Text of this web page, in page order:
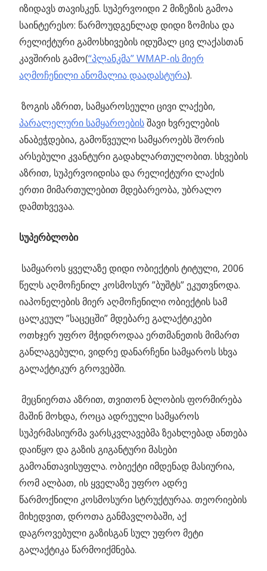
იზიდავს თავისკენ. სუპერვოიდი 2 მიზეზის გამოა
საინტერესო: წარმოუდგენლად დიდი ზომისა და
რელიქტური გამოსხივების იდუმალ ცივ ლაქასთან
კავშირის გამო(“პლანკმა” WMAP-ის მიერ
აღმოჩენილი ანომალია დაადასტურა).
ზოგის აზრით, სამყაროსეული ცივი ლაქები,
პარალელური სამყაროებისშავი ხვრელების
ანაბეჭდებია, გამოწვეული სამყაროებს შორის
არსებული კვანტური გადახლართულობით. სხვების
აზრით, სუპერვოიდისა და რელიქტური ლაქის
ერთი მიმართულებით მდებარეობა, უბრალო
დამთხვევაა.
სუპერბლობი
სამყაროს ყველაზე დიდი ობიექტის ტიტული, 2006
წელს აღმოჩენილ კოსმოსურ ”ბუშტს” ეკუთვნოდა.
იაპონელების მიერ აღმოჩენილი ობიექტის სამ
ცალკეულ ”საცეცში” მდებარე გალაქტიკები
ოთხჯერ უფრო მჭიდროდაა ერთმანეთის მიმართ
განლაგებული, ვიდრე დანარჩენი სამყაროს სხვა
გალაქტიკურ გროვებში.
მეცნიერთა აზრით, თვითონ ბლობის ფორმირება
მაშინ მოხდა, როცა ადრეული სამყაროს
სუპერმასიურმა ვარსკვლავებმა ზეახლებად ანთება
დაიწყო და გაზის გიგანტური მასები
გამოანთავისუფლა. ობიექტი იმდენად მასიურია,
რომ ალბათ, ის ყველაზე უფრო ადრე
წარმოქნილი კოსმოსური სტრუქტურაა. თეორიების
მიხედვით, დროთა განმავლობაში, აქ
დაგროვებული გაზისგან სულ უფრო მეტი
გალაქტიკა წარმოიქმნება.